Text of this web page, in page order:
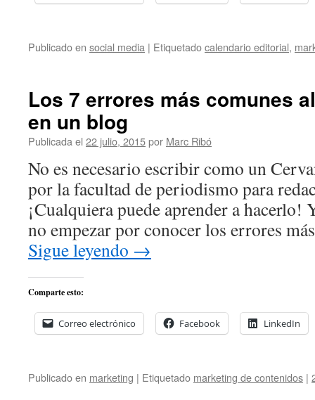
Publicado en social media | Etiquetadocalendario editorial,
Los 7 errores más comunes
en un blog
Publicada el 22 julio, 2015por Marc Ribó
No es necesario escribir como un
por la facultad de periodismo para
¡Cualquiera puede aprender a hacerlo!
no empezar por conocer los errores
Sigue leyendo →
Comparte esto:
Correo electrónico Facebook LinkedIn
Publicado en marketing | Etiquetado marketing de contenidos |